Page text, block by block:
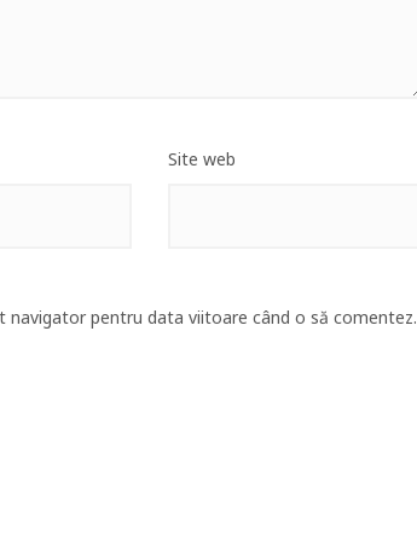
Site web
navigator pentru data viitoare când o să comentez.